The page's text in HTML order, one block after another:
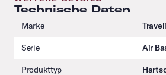
Technische Daten
Marke
Serie Air
Produkttyp